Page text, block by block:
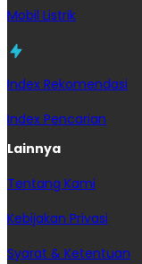
Mobil Listrik
Index Rekomendasi
Index Pencarian
Lainnya
Tentang Kami
Kebijakan Privasi
Syarat & Ketentuan